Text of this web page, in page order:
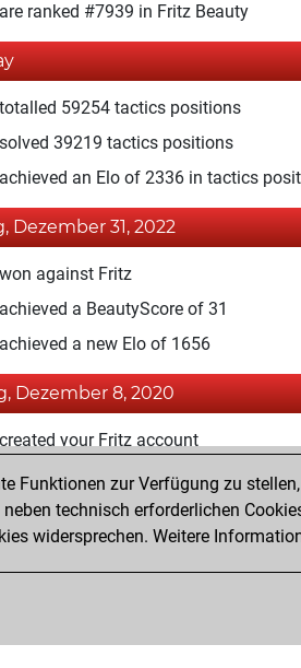
ranked #7939 in Fritz Beauty
59254 tactics positions
39219 tactics positions
an Elo of 2336 in tactics
Dezember 31, 2022
against Fritz
a BeautyScore of 31
a new Elo of 1656
Dezember 8, 2020
your Fritz account
September 18, 2019
a best sprint of 26 positions
Funktionen zur Verfügung zu
technisch erforderlichen
widersprechen. Weitere